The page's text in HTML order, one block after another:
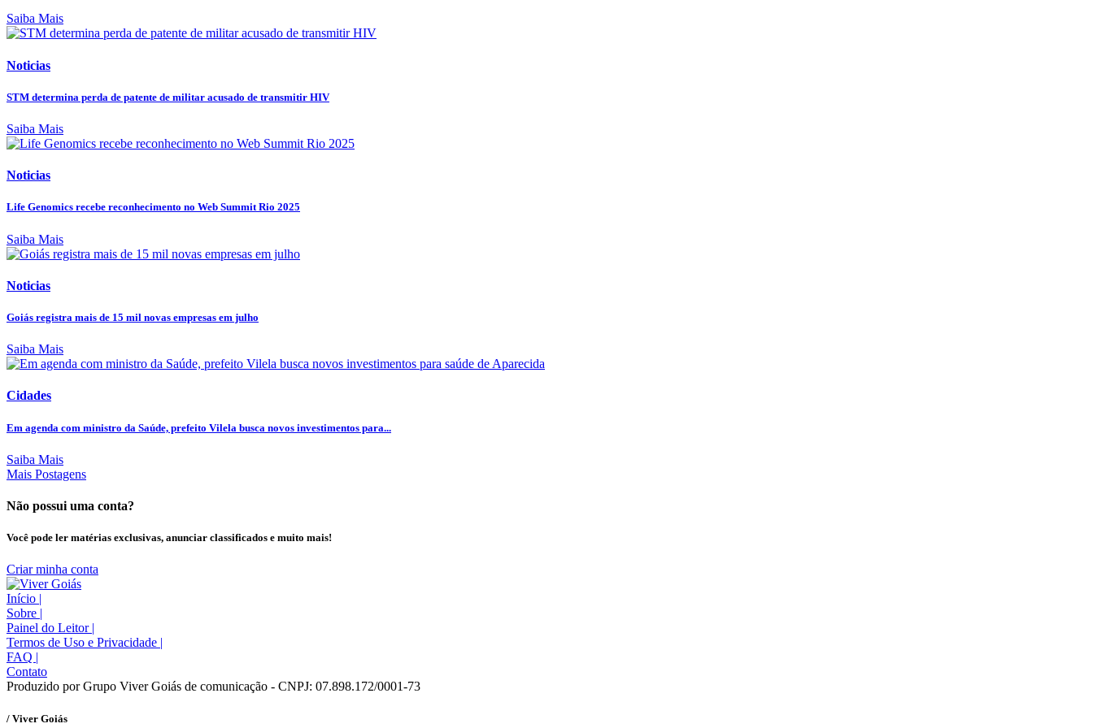
Saiba Mais
Noticias
STM determina perda de patente de militar acusado de transmitir HIV
Saiba Mais
Noticias
Life Genomics recebe reconhecimento no Web Summit Rio 2025
Saiba Mais
Noticias
Goiás registra mais de 15 mil novas empresas em julho
Saiba Mais
Cidades
Em agenda com ministro da Saúde, prefeito Vilela busca novos investimentos para...
Saiba Mais
Mais Postagens
Não possui uma conta?
Você pode ler matérias exclusivas, anunciar classificados e muito mais!
Criar minha conta
Início |
Sobre |
Painel do Leitor |
Termos de Uso e Privacidade |
FAQ |
Contato
Produzido por Grupo Viver Goiás de comunicação - CNPJ: 07.898.172/0001-73
/ Viver Goiás